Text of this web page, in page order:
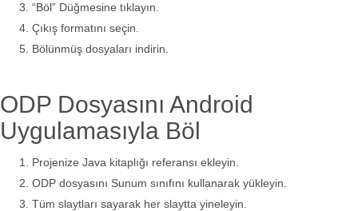
“Böl” Düğmesine tıklayın.
Çıkış formatını seçin.
Bölünmüş dosyaları indirin.
ODP Dosyasını Android
Uygulamasıyla Böl
Projenize Java kitaplığı referansı ekleyin.
ODP dosyasını Sunum sınıfını kullanarak yükleyin.
Tüm slaytları sayarak her slaytta yineleyin.